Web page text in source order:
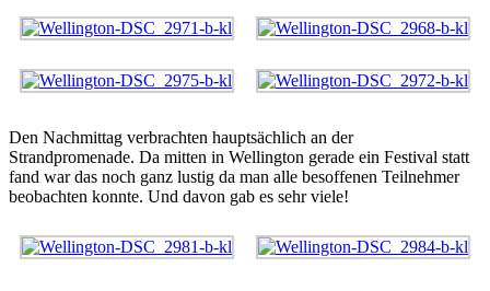
Den Nachmittag verbrachten hauptsächlich an der
Strandpromenade. Da mitten in Wellington gerade ein Festival statt
fand war das noch ganz lustig da man alle besoffenen Teilnehmer
beobachten konnte. Und davon gab es sehr viele!